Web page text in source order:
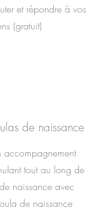
et répondre à vos
(gratuit)
de naissance
accompagnement
tout au long de
naissance avec
de naissance